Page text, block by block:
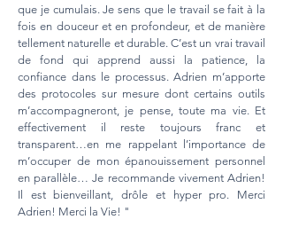
que je cumulais. Je sens que le travail se fait à la
fois en douceur et en profondeur, et de manière
tellement naturelle et durable. C’est un vrai travail
de fond qui apprend aussi la patience, la
confiance dans le processus. Adrien m’apporte
des protocoles sur mesure dont certains outils
m’accompagneront, je pense, toute ma vie. Et
effectivement il reste toujours franc et
transparent…en me rappelant l’importance de
m’occuper de mon épanouissement personnel
en parallèle… Je recommande vivement Adrien!
Il est bienveillant, drôle et hyper pro. Merci
Adrien! Merci la Vie! "